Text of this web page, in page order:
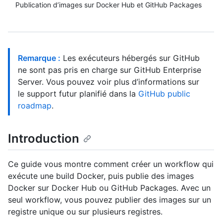
Publication d’images sur Docker Hub et GitHub Packages
Remarque : Les exécuteurs hébergés sur GitHub
ne sont pas pris en charge sur GitHub Enterprise
Server. Vous pouvez voir plus d’informations sur
le support futur planifié dans la GitHub public
roadmap.
Introduction
Ce guide vous montre comment créer un workflow qui
exécute une build Docker, puis publie des images
Docker sur Docker Hub ou GitHub Packages. Avec un
seul workflow, vous pouvez publier des images sur un
registre unique ou sur plusieurs registres.